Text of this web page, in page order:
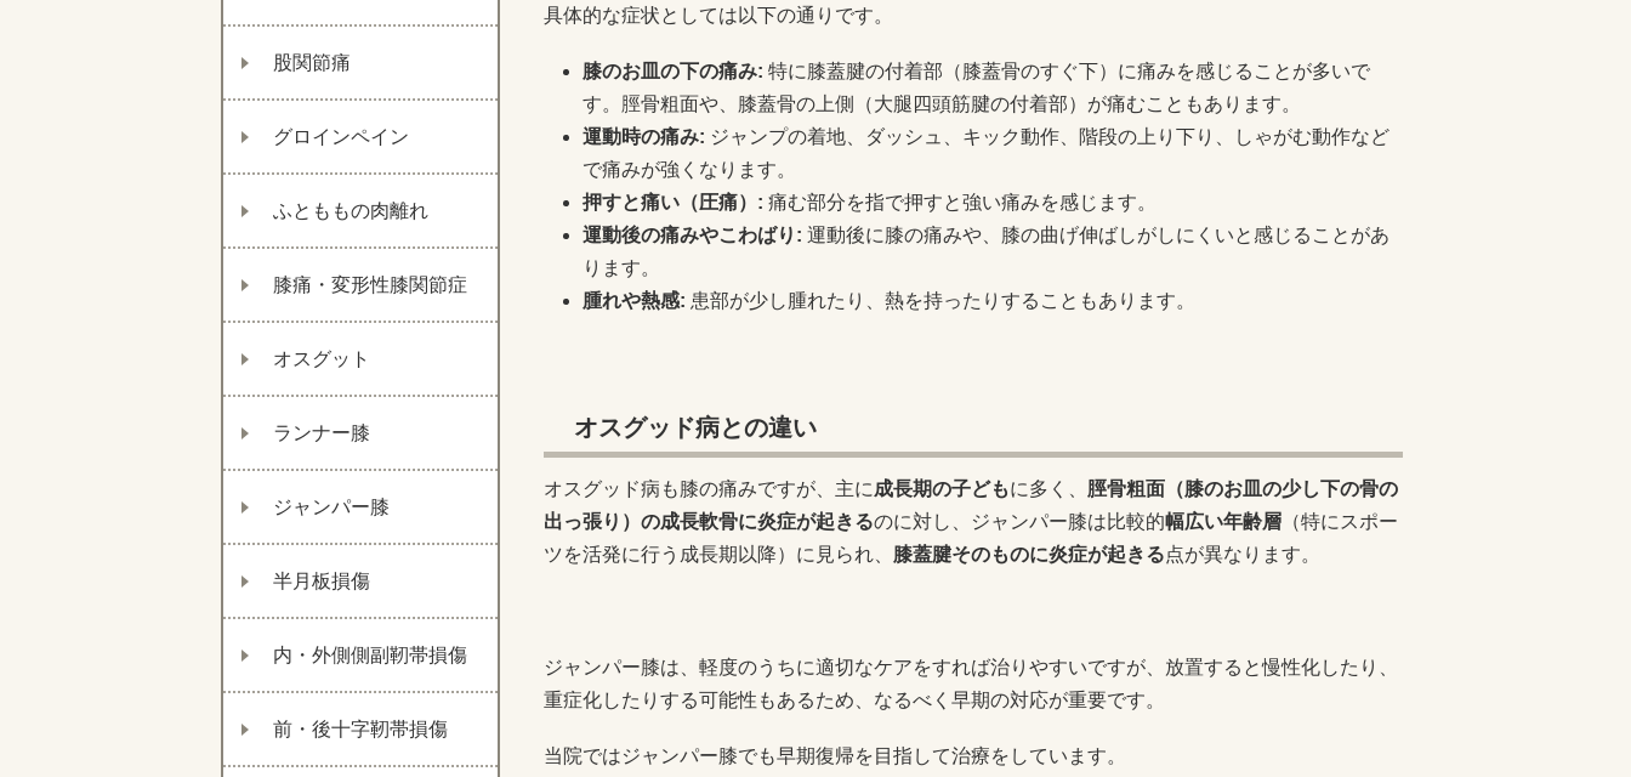
股関節痛
グロインペイン
ふとももの肉離れ
膝痛・変形性膝関節症
オスグット
ランナー膝
ジャンパー膝
半月板損傷
内・外側側副靭帯損傷
前・後十字靭帯損傷
具体的な症状としては以下の通りです。
膝のお皿の下の痛み: 特に膝蓋腱の付着部（膝蓋骨のすぐ下）に痛みを感じることが多いで
す。脛骨粗面や、膝蓋骨の上側（大腿四頭筋腱の付着部）が痛むこともあります。
運動時の痛み: ジャンプの着地、ダッシュ、キック動作、階段の上り下り、しゃがむ動作など
で痛みが強くなります。
押すと痛い（圧痛）: 痛む部分を指で押すと強い痛みを感じます。
運動後の痛みやこわばり: 運動後に膝の痛みや、膝の曲げ伸ばしがしにくいと感じることがあ
ります。
腫れや熱感: 患部が少し腫れたり、熱を持ったりすることもあります。
オスグッド病との違い
オスグッド病も膝の痛みですが、主に成長期の子どもに多く、 脛骨粗面（膝のお皿の少し下の骨の
出っ張り）の成長軟骨に炎症が起きるのに対し、ジャンパー膝は比較的幅広い年齢層 （特にスポー
ツを活発に行う成長期以降）に見られ、 膝蓋腱そのものに炎症が起きる点が異なります。
ジャンパー膝は、軽度のうちに適切なケアをすれば治りやすいですが、放置すると慢性化したり、
重症化したりする可能性もあるため、なるべく早期の対応が重要です。
当院ではジャンパー膝でも早期復帰を目指して治療をしています。